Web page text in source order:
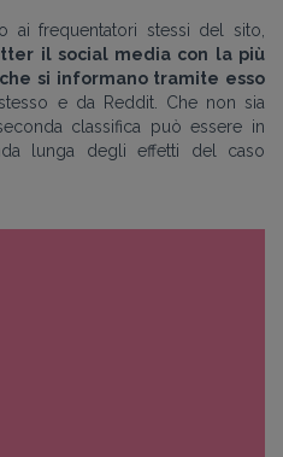
frequentatori stessi del sito,
il social media con la più
si informano tramite esso
e da Reddit. Che non sia
classifica può essere in
lunga degli effetti del caso